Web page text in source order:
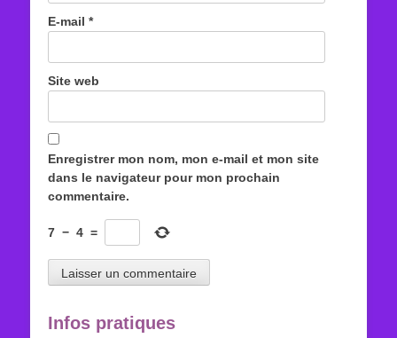
E-mail *
Site web
Enregistrer mon nom, mon e-mail et mon site
dans le navigateur pour mon prochain
commentaire.
7 − 4 =
Infos pratiques